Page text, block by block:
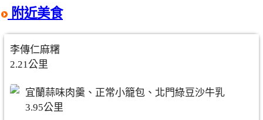
附近美食
李傳仁麻糬
2.21公里
宜蘭蒜味肉羹、正常小籠包、北門綠豆沙牛乳
3.95公里